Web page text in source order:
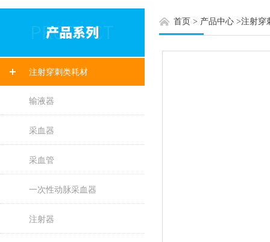
注射穿刺类耗材
输液器
采血器
采血管
一次性动脉采血器
注射器
首页 > 产品中心 >注射穿